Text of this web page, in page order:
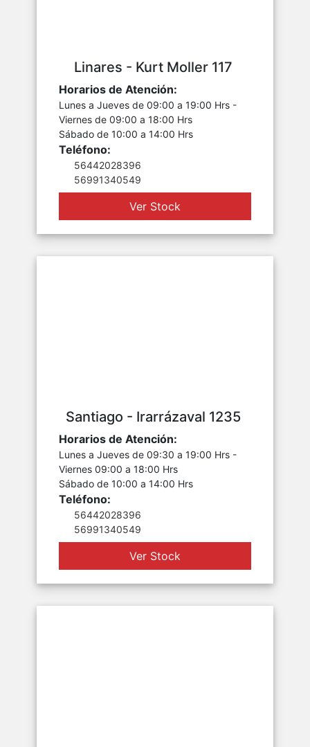
Linares - Kurt Moller 117
Horarios de Atención:
Lunes a Jueves de 09:00 a 19:00 Hrs -
Viernes de 09:00 a 18:00 Hrs
Sábado de 10:00 a 14:00 Hrs
Teléfono:
56442028396
56991340549
Ver Stock
Santiago - Irarrázaval 1235
Horarios de Atención:
Lunes a Jueves de 09:30 a 19:00 Hrs -
Viernes 09:00 a 18:00 Hrs
Sábado de 10:00 a 14:00 Hrs
Teléfono:
56442028396
56991340549
Ver Stock